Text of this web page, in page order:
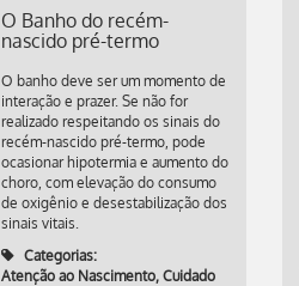
O Banho do recém-
nascido pré-termo
O banho deve ser um momento de
interação e prazer. Se não for
realizado respeitando os sinais do
recém-nascido pré-termo, pode
ocasionar hipotermia e aumento do
choro, com elevação do consumo
de oxigênio e desestabilização dos
sinais vitais.
Categorias:
Atenção ao Nascimento, Cuidado